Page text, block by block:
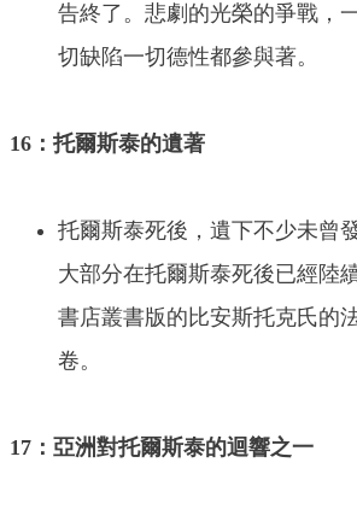
告終了。悲劇的光榮的爭戰，
切缺陷一切德性都參與著。
16：托爾斯泰的遺著
托爾斯泰死後，遺下不少未曾
大部分在托爾斯泰死後已經陸
書店叢書版的比安斯托克氏的
卷。
17：亞洲對托爾斯泰的迴響之一